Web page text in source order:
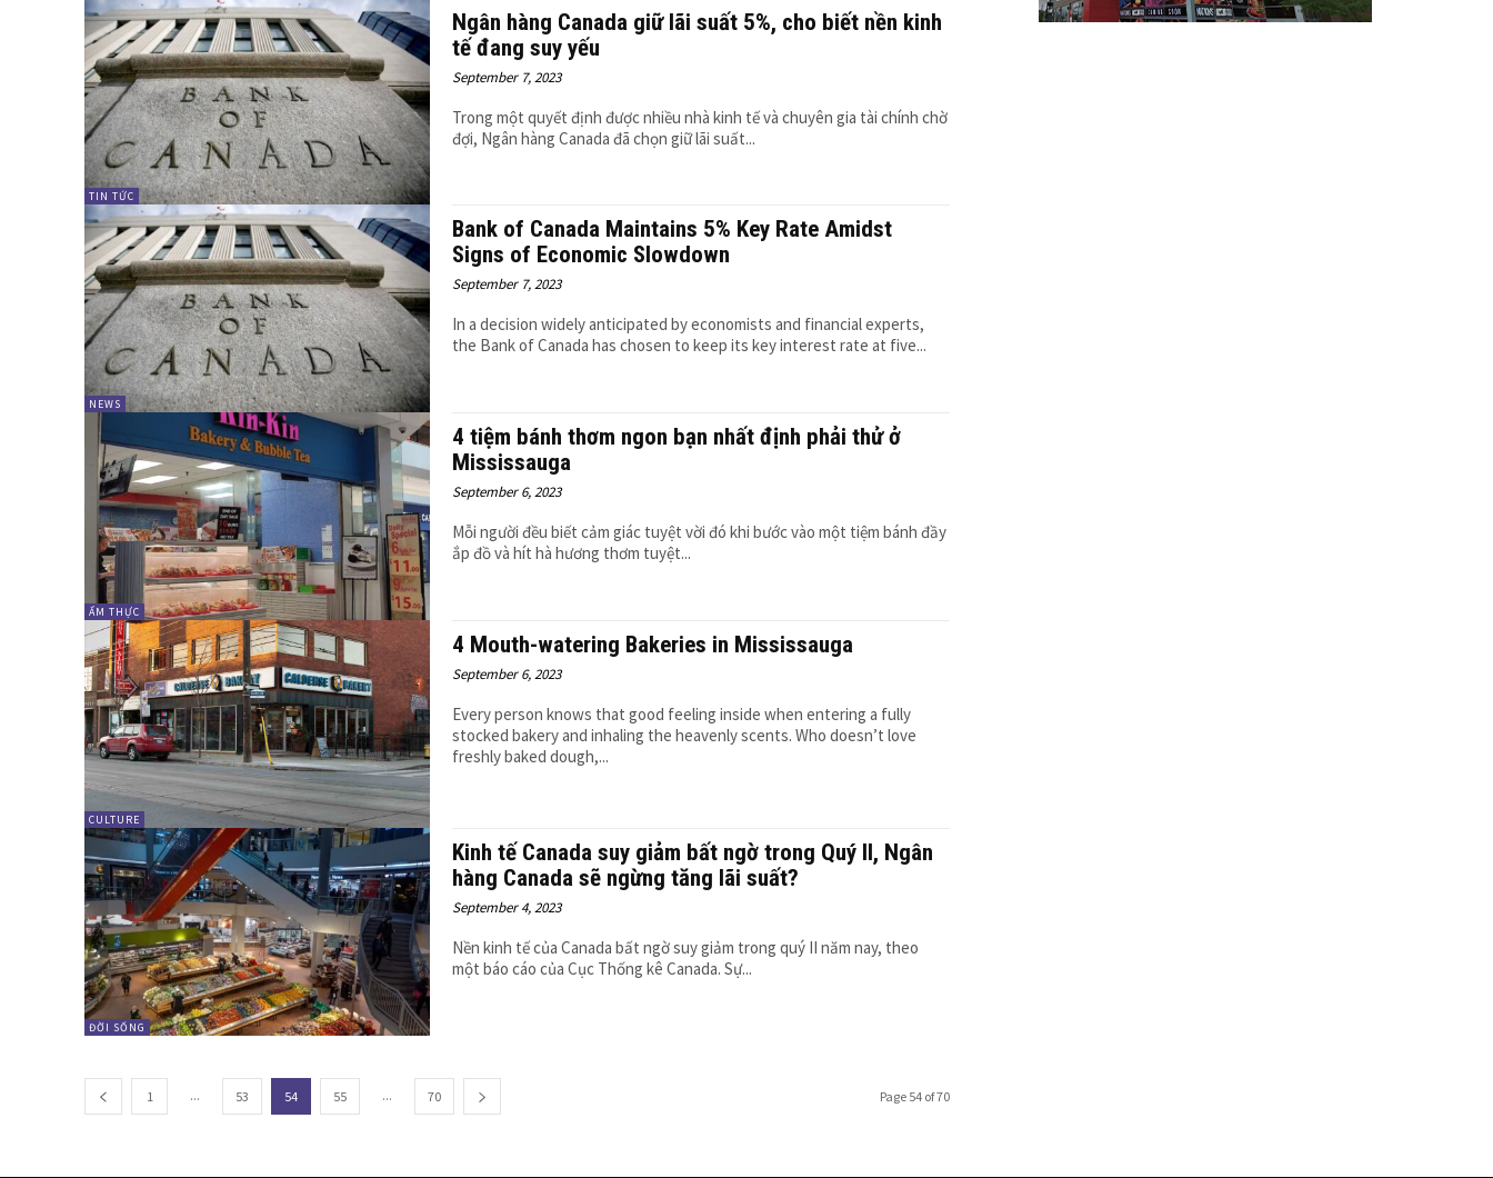
TIN TỨC
Ngân hàng Canada giữ lãi suất 5%, cho biết nền kinh
tế đang suy yếu
September 7, 2023
Trong một quyết định được nhiều nhà kinh tế và chuyên gia tài chính chờ
đợi, Ngân hàng Canada đã chọn giữ lãi suất...
NEWS
Bank of Canada Maintains 5% Key Rate Amidst
Signs of Economic Slowdown
September 7, 2023
In a decision widely anticipated by economists and financial experts,
the Bank of Canada has chosen to keep its key interest rate at five...
ẨM THỰC
4 tiệm bánh thơm ngon bạn nhất định phải thử ở
Mississauga
September 6, 2023
Mỗi người đều biết cảm giác tuyệt vời đó khi bước vào một tiệm bánh đầy
ắp đồ và hít hà hương thơm tuyệt...
CULTURE
4 Mouth-watering Bakeries in Mississauga
September 6, 2023
Every person knows that good feeling inside when entering a fully
stocked bakery and inhaling the heavenly scents. Who doesn’t love
freshly baked dough,...
ĐỜI SỐNG
Kinh tế Canada suy giảm bất ngờ trong Quý II, Ngân
hàng Canada sẽ ngừng tăng lãi suất?
September 4, 2023
Nền kinh tế của Canada bất ngờ suy giảm trong quý II năm nay, theo
một báo cáo của Cục Thống kê Canada. Sự...
1 ... 53 54 55 ... 70 Page 54 of 70